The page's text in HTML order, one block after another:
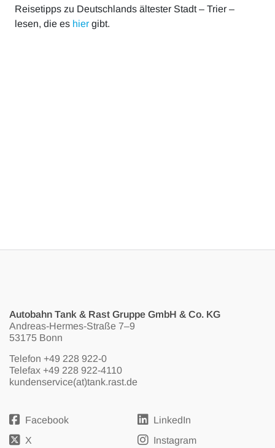
Reisetipps zu Deutschlands ältester Stadt – Trier –
lesen, die es hier gibt.
Autobahn Tank & Rast Gruppe GmbH & Co. KG
Andreas-Hermes-Straße 7–9
53175 Bonn
Telefon +49 228 922-0
Telefax +49 228 922-4110
kundenservice(at)tank.rast.de
Facebook
LinkedIn
X
Instagram